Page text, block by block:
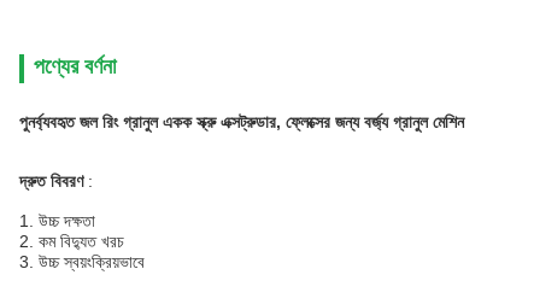
পণ্যের বর্ণনা
পুনর্ব্যবহৃত জল রিং গ্রানুল একক স্ক্রু এক্সট্রুডার, ফ্লেক্সের জন্য বর্জ্য গ্রানুল মেশিন
দ্রুত বিবরণ :
1. উচ্চ দক্ষতা
2. কম বিদ্যুত খরচ
3. উচ্চ স্বয়ংক্রিয়ভাবে